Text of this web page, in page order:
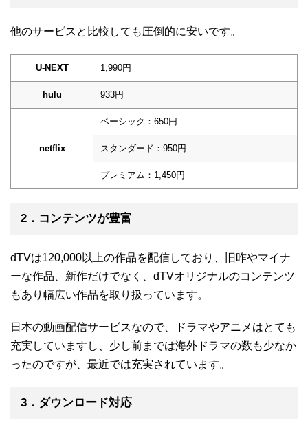
他のサービスと比較しても圧倒的に安いです。
U-NEXT 1,990円
hulu 933円
netflix
ベーシック：650円
スタンダード：950円
プレミアム：1,450円
2．コンテンツが豊富
dTVは120,000以上の作品を配信しており、旧昨やマイナ
ーな作品、新作だけでなく、dTVオリジナルのコンテンツ
もあり幅広い作品を取り扱っています。
日本の動画配信サービスなので、ドラマやアニメはとても
充実していますし、少し前までは海外ドラマの数も少なか
ったのですが、最近では充実されています。
3．ダウンロード対応